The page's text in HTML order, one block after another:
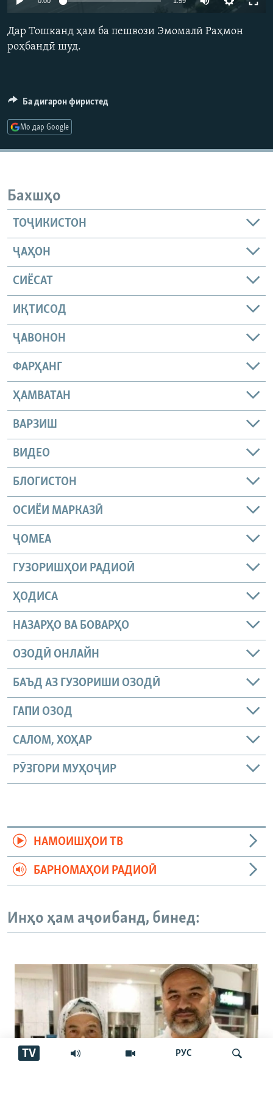
ГУЗОРИШҲОИ РАДИОӢ
ПАЙГИРӢ КУНЕД
Ҳамаи сомонаҳои RFE/RL
РУС
TV
Дар Тошканд ҳам ба пешвози Эмомалӣ Раҳмон
роҳбандӣ шуд.
Ба дигарон фиристед
Мо дар Google
Бахшҳо
ТОҶИКИСТОН
ҶАҲОН
СИЁСАТ
ИҚТИСОД
ҶАВОНОН
ФАРҲАНГ
ҲАМВАТАН
ВАРЗИШ
ВИДЕО
БЛОГИСТОН
ОСИЁИ МАРКАЗӢ
ҶОМEА
ГУЗОРИШҲОИ РАДИОӢ
ҲОДИСА
НАЗАРҲО ВА БОВАРҲО
ОЗОДӢ ОНЛАЙН
БАЪД АЗ ГУЗОРИШИ ОЗОДӢ
ГАПИ ОЗОД
САЛОМ, ХОҲАР
РӮЗГОРИ МУҲОҶИР
НАМОИШҲОИ ТВ
БАРНОМАҲОИ РАДИОӢ
Инҳо ҳам аҷоибанд, бинед: